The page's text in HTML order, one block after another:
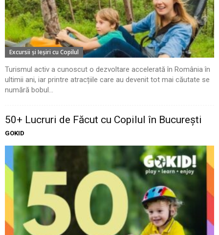
Excursii şi Ieşiri cu Copilul
Turismul activ a cunoscut o dezvoltare accelerată în România în
ultimii ani, iar printre atracțiile care au devenit tot mai căutate se
numără bobul...
50+ Lucruri de Făcut cu Copilul în București
GOKID